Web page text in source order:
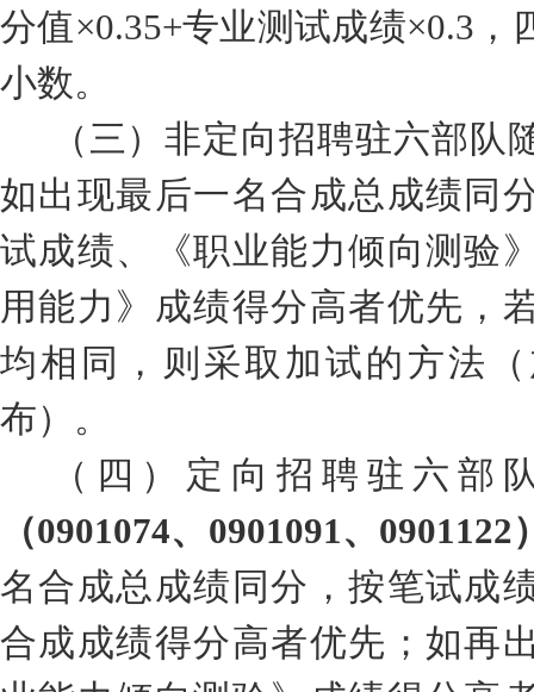
分值×0.35+专业测试成绩×0.3 ，
小数。
（三）非定向招聘驻六部队
如出现最后一名合成总成绩同
试成绩、《职业能力倾向测验
用能力》成绩得分高者优先 ，
均相同，则采取加试的方法
（
布） 。
（四） 定向招聘 驻六部
（0901074、 0901091、 0901122
名合成总成绩同分 ，按笔试成
合成成绩得分高者优先 ； 如再